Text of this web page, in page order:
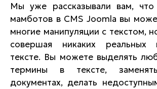
Мы уже рассказывали вам,
мамботов в CMS Joomla вы
многие манипуляции с текстом,
совершая никаких реальных
тексте. Вы можете выделять
термины в тексте,
документах, делать